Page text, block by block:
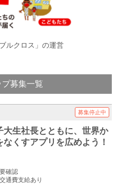
ルクロス」の運営
募集一覧
募集停止中
大生社長とともに、世界か
なくすアプリを広めよう！
要確認
交通費支給あり